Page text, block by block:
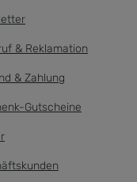
& Reklamation
& Zahlung
Gutscheine